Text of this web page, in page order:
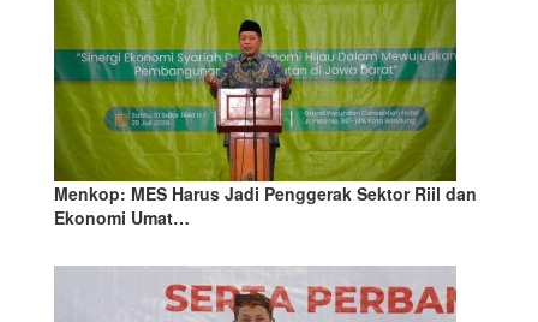
Menkop: MES Harus Jadi Penggerak Sektor Riil dan
Ekonomi Umat…